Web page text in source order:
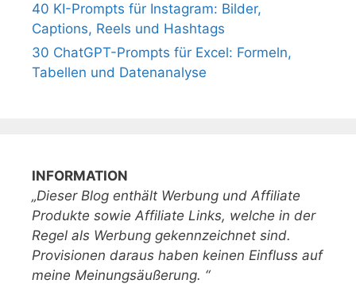
40 KI-Prompts für Instagram: Bilder,
Captions, Reels und Hashtags
30 ChatGPT-Prompts für Excel: Formeln,
Tabellen und Datenanalyse
INFORMATION
„Dieser Blog enthält Werbung und Affiliate
Produkte sowie Affiliate Links, welche in der
Regel als Werbung gekennzeichnet sind.
Provisionen daraus haben keinen Einfluss auf
meine Meinungsäußerung. “